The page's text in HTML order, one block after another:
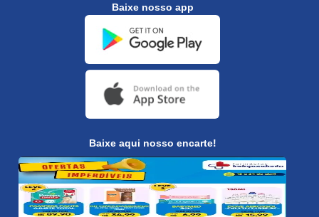
Baixe nosso app
Baixe aqui nosso encarte!